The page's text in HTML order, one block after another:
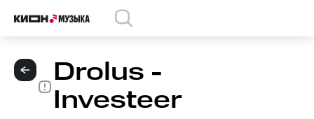
Drolus -
Investeer